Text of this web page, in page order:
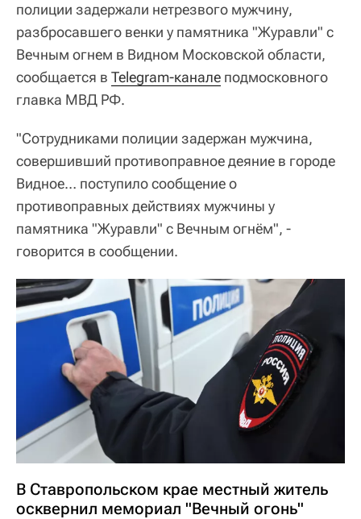
полиции задержали нетрезвого мужчину,
разбросавшего венки у памятника "Журавли" с
Вечным огнем в Видном Московской области,
сообщается в Telegram-канале подмосковного
главка МВД РФ.
"Сотрудниками полиции задержан мужчина,
совершивший противоправное деяние в городе
Видное… поступило сообщение о
противоправных действиях мужчины у
памятника "Журавли" с Вечным огнём", -
говорится в сообщении.
В Ставропольском крае местный житель
осквернил мемориал "Вечный огонь"